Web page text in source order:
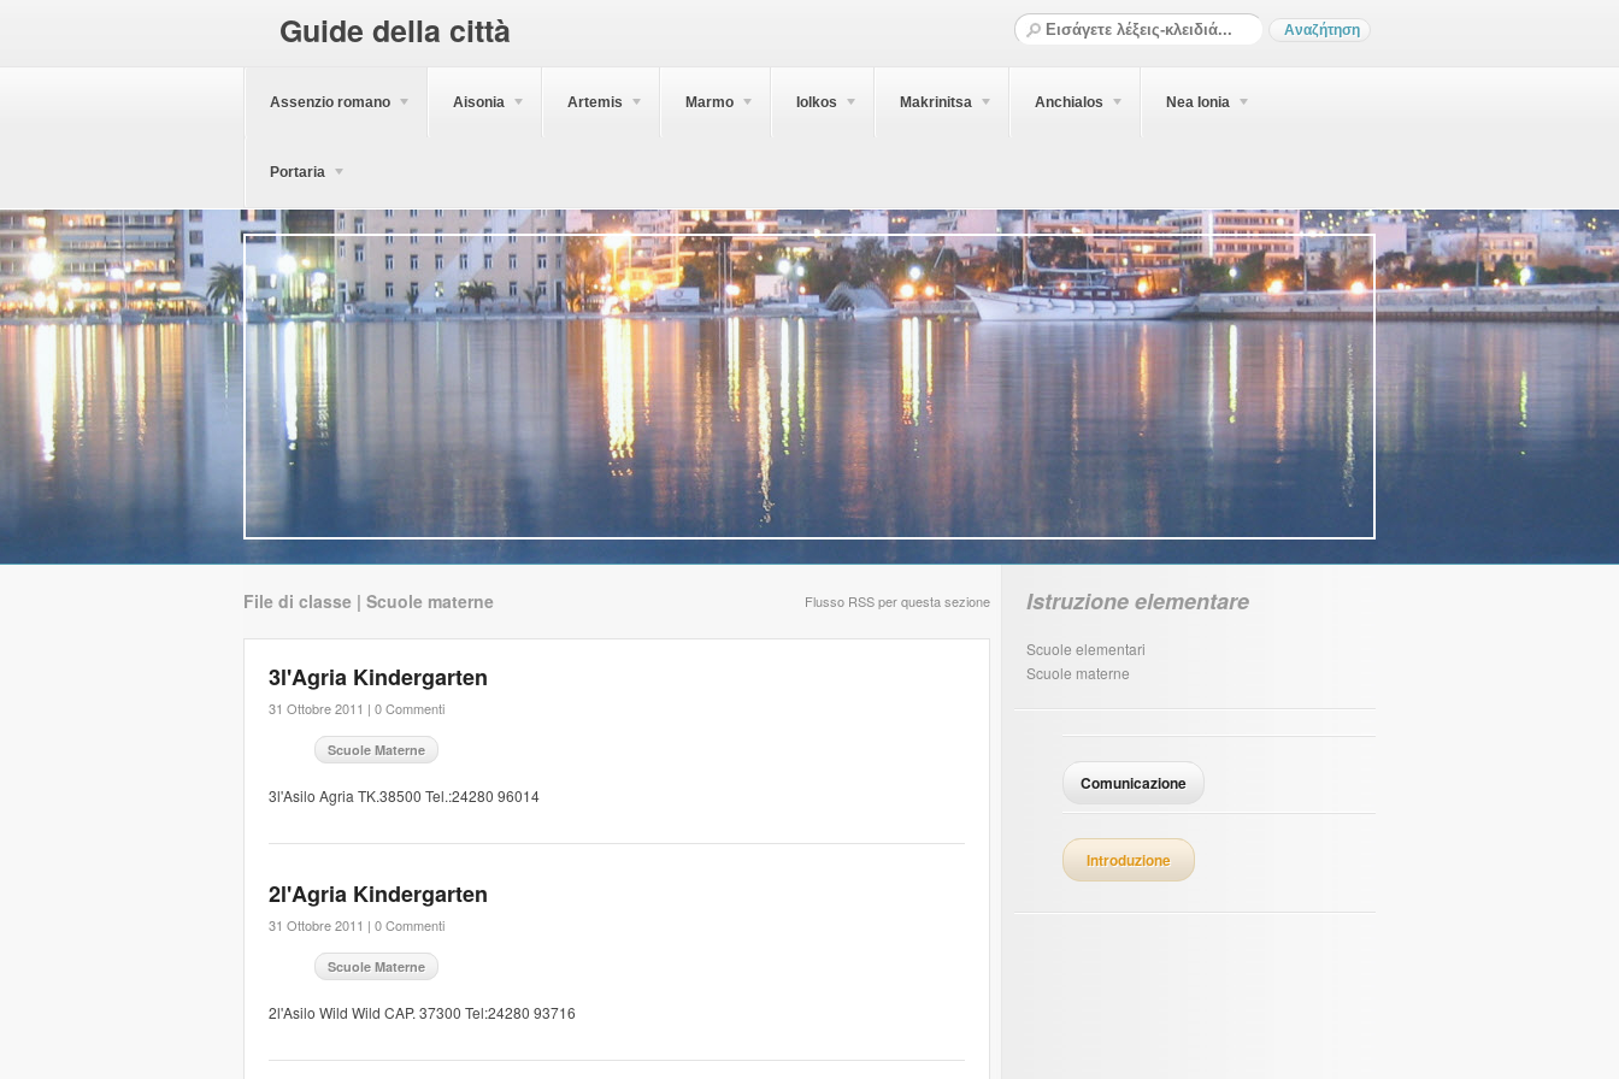
Guide della città
Assenzio romano Aisonia Artemis Marmo Iolkos Makrinitsa Anchialos Nea Ionia
Portaria
File di classe | Scuole materne Flusso RSS per questa sezione
3l'Agria Kindergarten
31 Ottobre 2011 | 0 Commenti
Scuole Materne
3l'Asilo Agria TK.38500 Tel.:24280 96014
2l'Agria Kindergarten
31 Ottobre 2011 | 0 Commenti
Scuole Materne
2l'Asilo Wild Wild CAP. 37300 Tel:24280 93716
Istruzione elementare
Scuole elementari
Scuole materne
Comunicazione
Introduzione